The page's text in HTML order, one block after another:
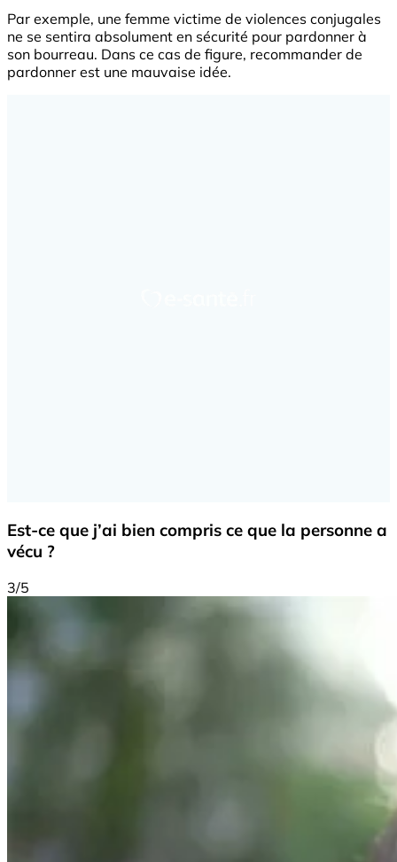
Par exemple, une femme victime de violences conjugales
ne se sentira absolument en sécurité pour pardonner à
son bourreau. Dans ce cas de figure, recommander de
pardonner est une mauvaise idée.
Est-ce que j’ai bien compris ce que la personne a
vécu ?
3/5